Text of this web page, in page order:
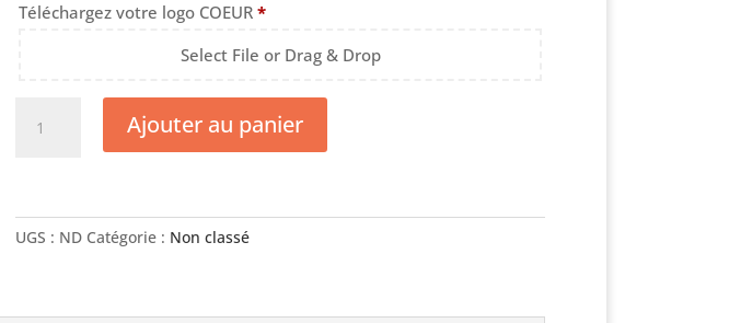
Téléchargez votre logo COEUR*
Select File or Drag & Drop
capuche
Ajouter au panier
UGS : ND Catégorie : Non classé